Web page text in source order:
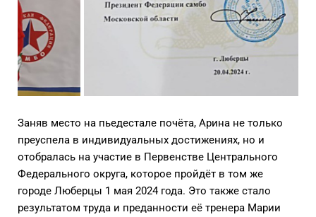
Заняв место на пьедестале почёта, Арина не только
преуспела в индивидуальных достижениях, но и
отобралась на участие в Первенстве Центрального
Федерального округа, которое пройдёт в том же
городе Люберцы 1 мая 2024 года. Это также стало
результатом труда и преданности её тренера Марии